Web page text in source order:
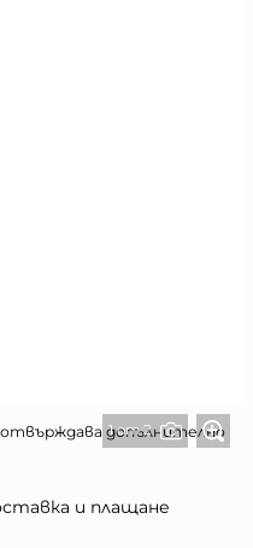
1 от 2
допълнително
и плащане